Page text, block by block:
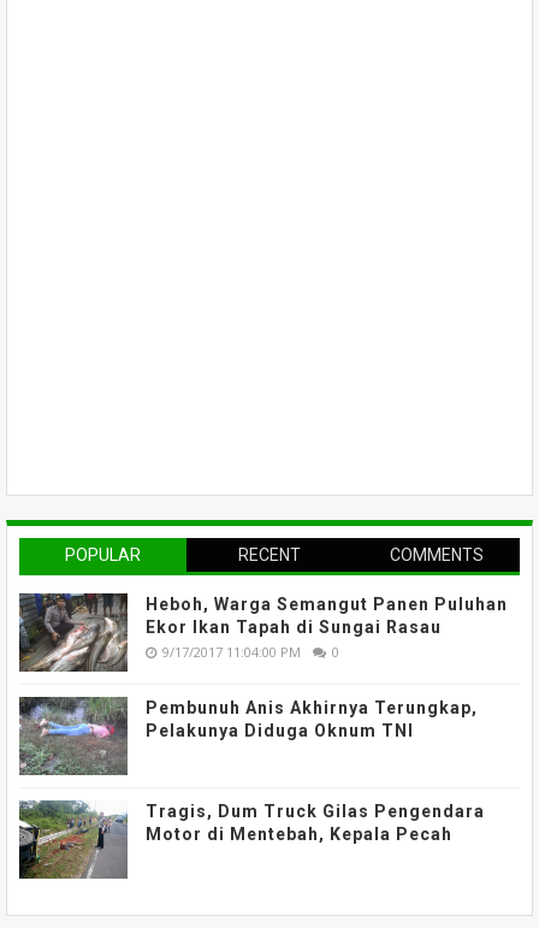
POPULAR RECENT COMMENTS
Heboh, Warga Semangut Panen Puluhan
Ekor Ikan Tapah di Sungai Rasau
9/17/2017 11:04:00 PM 0
Pembunuh Anis Akhirnya Terungkap,
Pelakunya Diduga Oknum TNI
Tragis, Dum Truck Gilas Pengendara
Motor di Mentebah, Kepala Pecah